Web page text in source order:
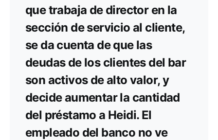
que trabaja de director en la
sección de servicio al cliente,
se da cuenta de que las
deudas de los clientes del bar
son activos de alto valor, y
decide aumentar la cantidad
del préstamo a Heidi. El
empleado del banco no ve